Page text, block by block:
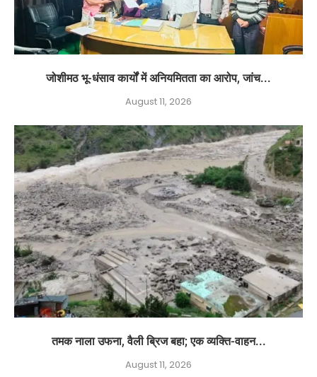
जोशीमठ भू-धंसाव कार्यों में अनियमितता का आरोप, जांच...
August 11, 2026
तमक नाला उफना, वैली ब्रिज बहा; एक व्यक्ति-वाहन...
August 11, 2026